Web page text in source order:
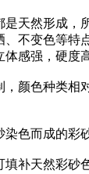
天然形成，
不变色等特
感强，硬度
颜色种类相
色而成的彩
补天然彩砂